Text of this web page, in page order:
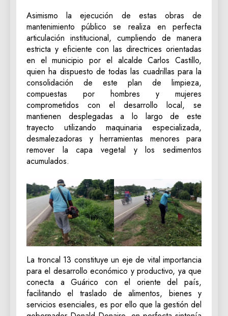
‎Asimismo la ejecución de estas obras de
mantenimiento público se realiza en perfecta
articulación institucional, cumpliendo de manera
estricta y eficiente con las directrices orientadas
en el municipio por el alcalde Carlos Castillo,
quien ha dispuesto de todas las cuadrillas para la
consolidación de este plan de limpieza,
compuestas por hombres y mujeres
comprometidos con el desarrollo local, se
mantienen desplegadas a lo largo de este
trayecto utilizando maquinaria especializada,
desmalezadoras y herramientas menores para
remover la capa vegetal y los sedimentos
acumulados.
La troncal 13 constituye un eje de vital importancia
para el desarrollo económico y productivo, ya que
conecta a Guárico con el oriente del país,
facilitando el traslado de alimentos, bienes y
servicios esenciales, es por ello que la gestión del